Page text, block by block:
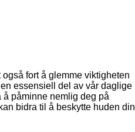
fort å glemme viktigheten
essensiell del av vår daglige
påminne nemlig deg på
bidra til å beskytte huden din